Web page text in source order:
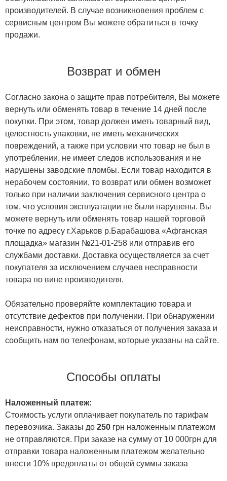
производителей. В случае возникновения проблем с
сервисным центром Вы можете обратиться в точку
продажи.
Возврат и обмен
Согласно закона о защите прав потребителя, Вы можете
вернуть или обменять товар в течение 14 дней после
покупки. При этом, товар должен иметь товарный вид,
целостность упаковки, не иметь механических
повреждений, а также при условии что товар не был в
употреблении, не имеет следов использования и не
нарушены заводские пломбы. Если товар находится в
нерабочем состоянии, то возврат или обмен возможет
только при наличии заключения сервисного центра о
том, что условия эксплуатации не были нарушены. Вы
можете вернуть или обменять товар нашей торговой
точке по адресу г.Харьков р.Барабашова «Афганская
площадка» магазин №21-01-258 или отправив его
службами доставки. Доставка осуществляется за счет
покупателя за исключением случаев несправности
товара по вине производителя.
Обязательно проверяйте комплектацию товара и
отсутствие дефектов при получении. При обнаружении
неисправности, нужно отказаться от получения заказа и
сообщить нам по телефонам, которые указаны на сайте.
Способы оплаты
Наложенный платеж:
Стоимость услуги оплачивает покупатель по тарифам
перевозчика. Заказы до 250 грн наложенным платежом
не отправляются. При заказе на сумму от 10 000грн для
отправки товара наложенным платежом желательно
внести 10% предоплаты от общей суммы заказа